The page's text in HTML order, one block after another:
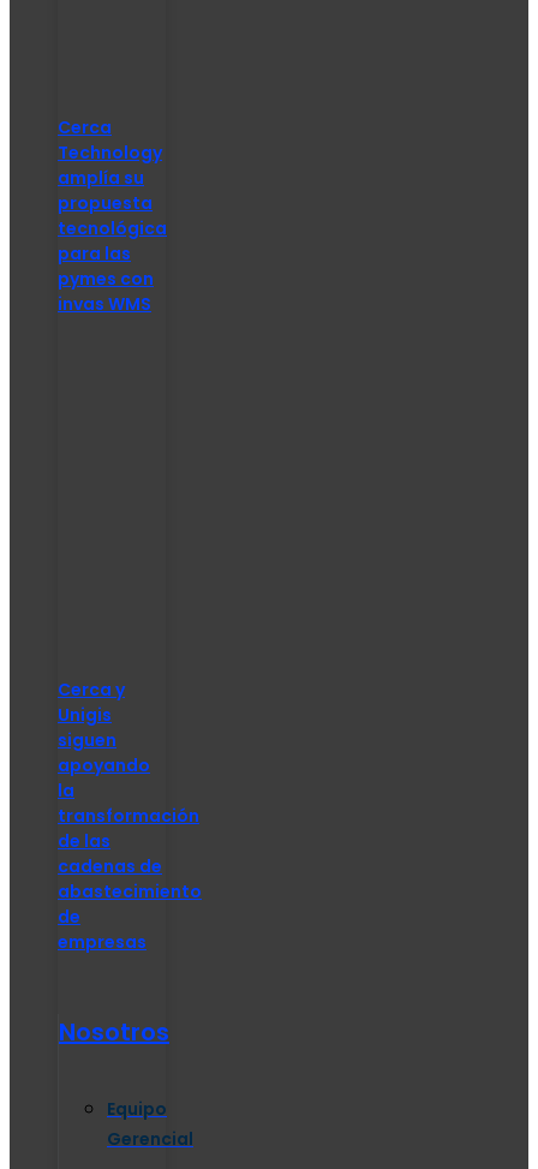
Cerca
Technology
amplía su
propuesta
tecnológica
para las
pymes con
invas WMS
Cerca y
Unigis
siguen
apoyando
la
transformación
de las
cadenas de
abastecimiento
de
empresas
Nosotros
Equipo
Gerencial